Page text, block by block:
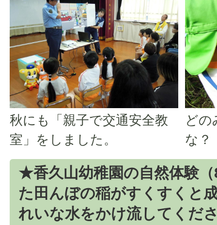
秋にも「親子で交通安全教
室」をしました。
どの
な？
★香久山幼稚園の自然体験
た田んぼの稲がすくすくと
れいな水をかけ流してくだ